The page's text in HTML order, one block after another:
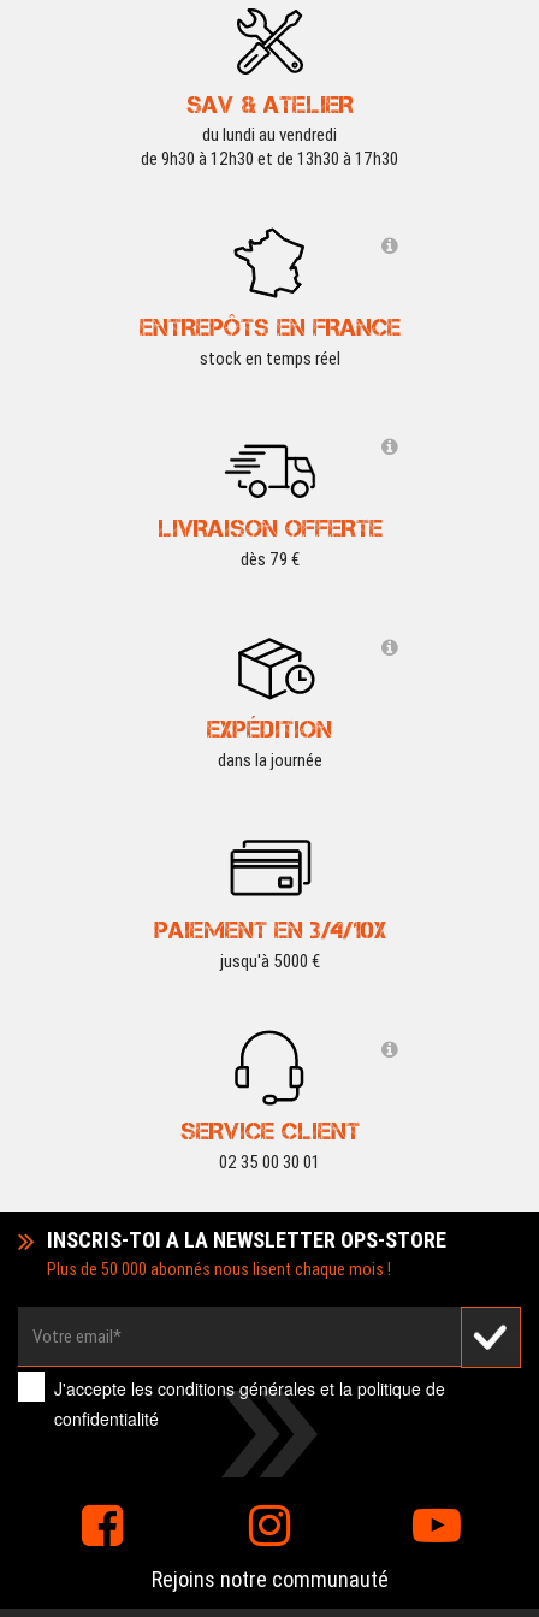
SAV & ATELIER
du lundi au vendredi
de 9h30 à 12h30 et de 13h30 à 17h30
ENTREPÔTS EN FRANCE
stock en temps réel
LIVRAISON OFFERTE
dès 79 €
EXPÉDITION
dans la journée
PAIEMENT EN 3/4/10X
jusqu'à 5000 €
SERVICE CLIENT
02 35 00 30 01
INSCRIS-TOI A LA NEWSLETTER OPS-STORE
Plus de 50 000 abonnés nous lisent chaque mois !
J'accepte lesconditions générales et lapolitique de
confidentialité
Rejoins notre communauté